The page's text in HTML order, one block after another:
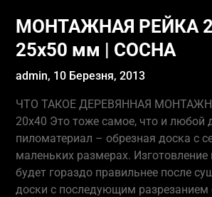
МОНТАЖНАЯ РЕЙКА
25х50 мм | СОСНА
admin, 10 Березня, 2013
ЧТО ТАКОЕ ДЕРЕВЯННАЯ
20х40 Это тоже самое, что и любой
пиломатериал – обрезная доска с
маленьких размерах.
будет гораздо правильнее после
доски с последующим разрезанием